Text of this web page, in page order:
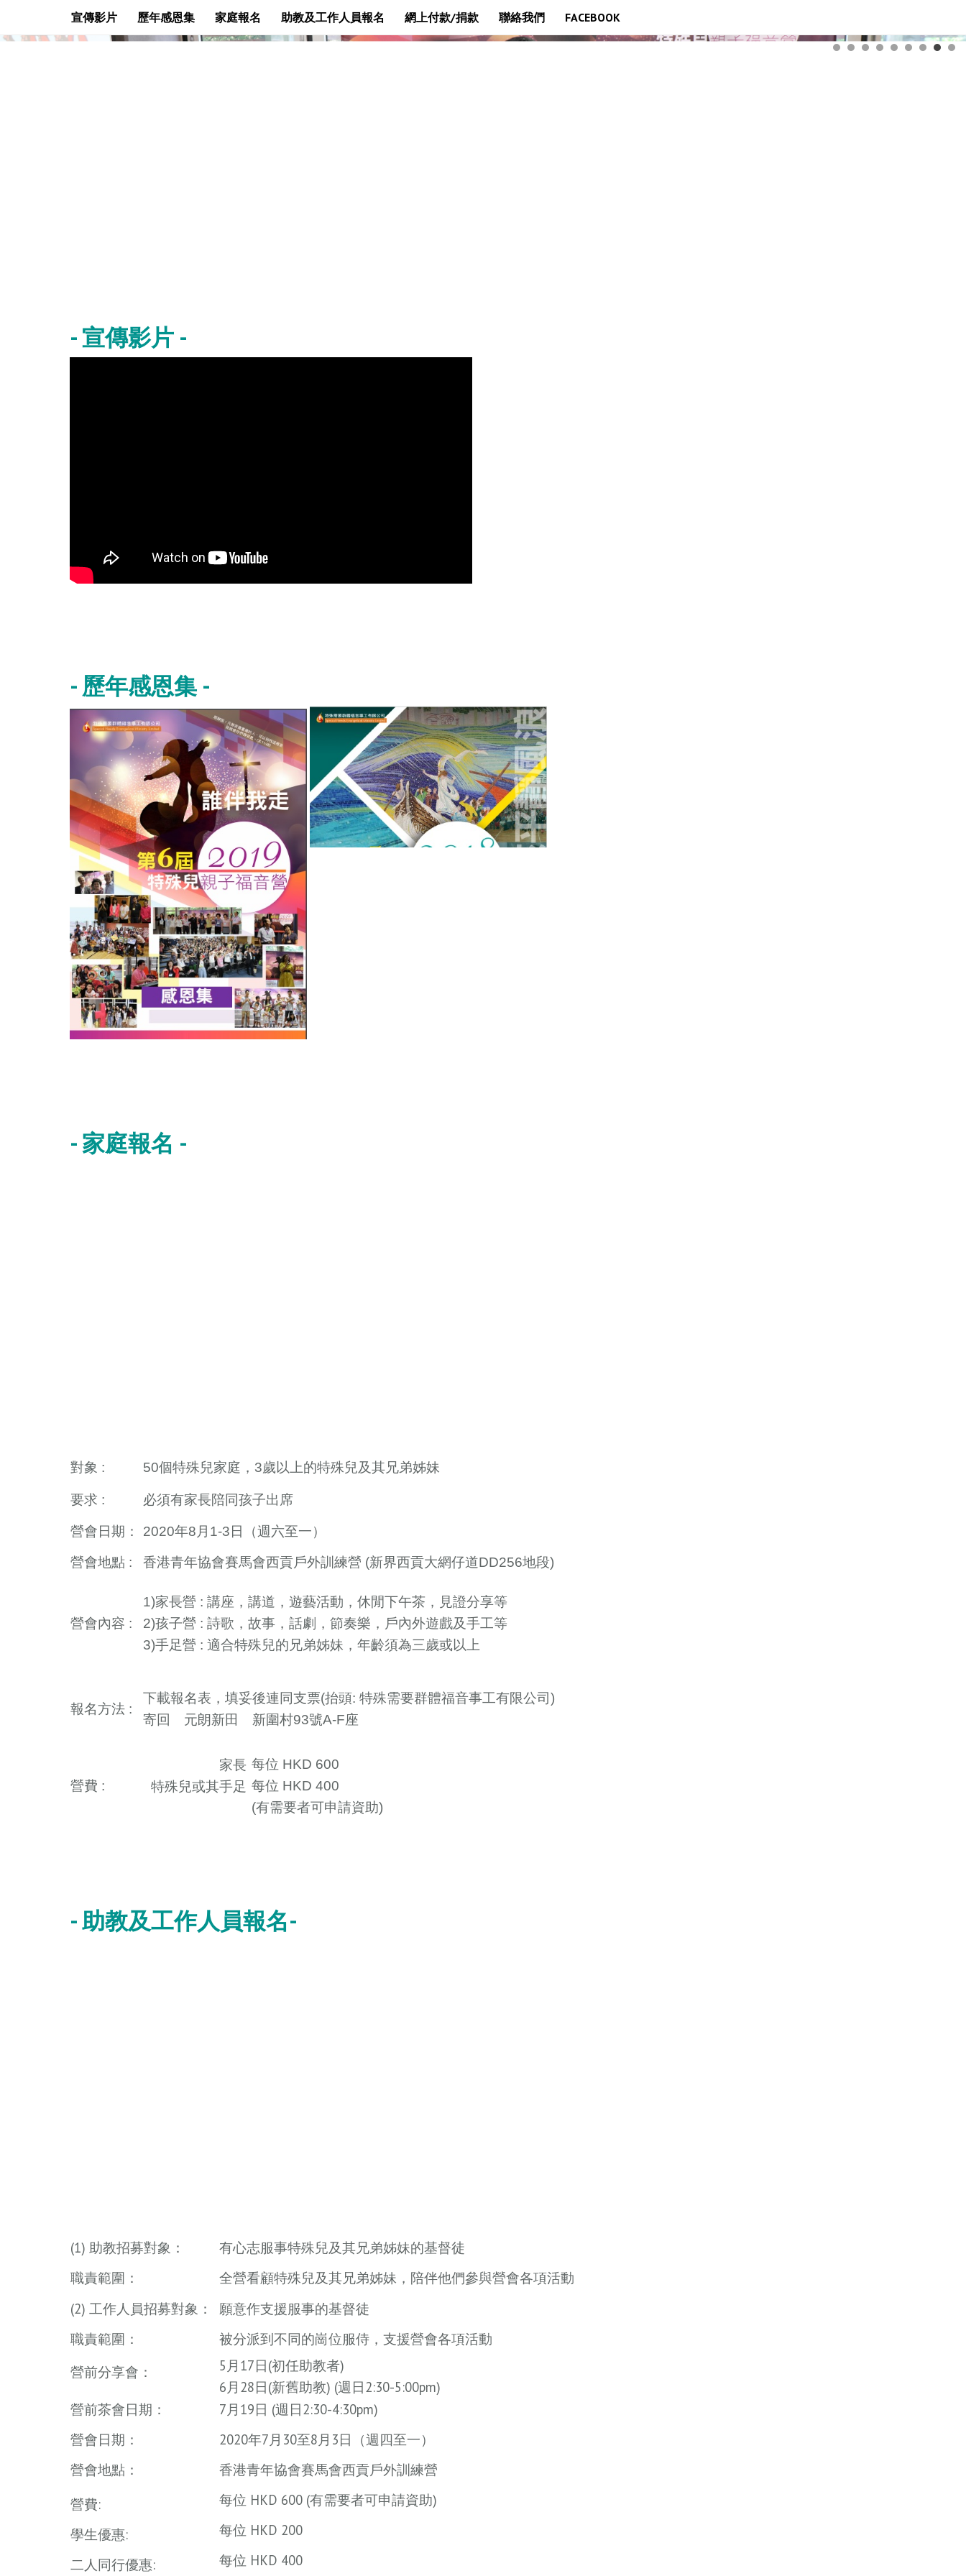
宣傳影片 歷年感恩集 家庭報名 助教及工作人員報名 網上付款/捐款 聯絡我們 FACEBOOK
- 宣傳影片 -
- 歷年感恩集 -
- 家庭報名 -
對象 : 50個特殊兒家庭，3歲以上的特殊兒及其兄弟姊妹
要求 : 必須有家長陪同孩子出席
營會日期： 2020年8月1-3日（週六至一）
營會地點 : 香港青年協會賽馬會西貢戶外訓練營 (新界西貢大網仔道DD256地段)
營會內容 :
1)家長營 : 講座，講道，遊藝活動，休閒下午茶，見證分享等
2)孩子營 : 詩歌，故事，話劇，節奏樂，戶內外遊戲及手工等
3)手足營 : 適合特殊兒的兄弟姊妹，年齡須為三歲或以上
報名方法 :
下載報名表，填妥後連同支票(抬頭: 特殊需要群體福音事工有限公司)
寄回 元朗新田 新圍村93號A-F座
營費 :
家長
特殊兒或其手足
每位 HKD 600
每位 HKD 400
(有需要者可申請資助)
- 助教及工作人員報名-
(1) 助教招募對象：
有心志服事特殊兒及其兄弟姊妹的基督徒
職責範圍：
全營看顧特殊兒及其兄弟姊妹，陪伴他們參與營會各項活動
(2) 工作人員招募對象：
願意作支援服事的基督徒
職責範圍：
被分派到不同的崗位服侍，支援營會各項活動
營前分享會：
5月17日(初任助教者)
6月28日(新舊助教) (週日2:30-5:00pm)
營前茶會日期：
7月19日 (週日2:30-4:30pm)
營會日期：
2020年7月30至8月3日（週四至一）
營會地點：
香港青年協會賽馬會西貢戶外訓練營
營費:
每位 HKD 600 (有需要者可申請資助)
學生優惠:
每位 HKD 200
二人同行優惠:
每位 HKD 400